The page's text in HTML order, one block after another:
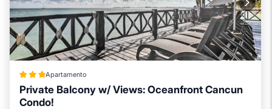
Apartamento
Private Balcony w/ Views: Oceanfront Cancun
Condo!